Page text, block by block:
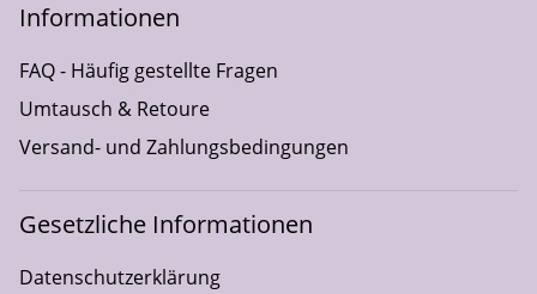
Informationen
FAQ - Häufig gestellte Fragen
Umtausch & Retoure
Versand- und Zahlungsbedingungen
Gesetzliche Informationen
Datenschutzerklärung